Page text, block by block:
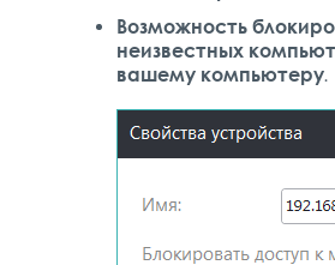
Возможность
неизвестных
вашему компьютеру.